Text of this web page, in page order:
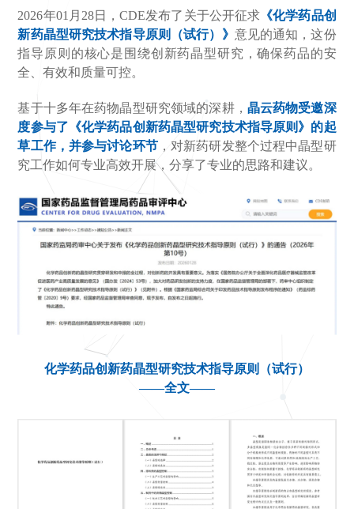
2026年01月28日，CDE发布了关于公开征求 《化学药品创
新药晶型研究技术指导原则（试行） 》 意见的通知，这份
指导原则的核心是围绕创新药晶型研究，确保药品的安
全、有效和质量可控。
基于十多年在药物晶型研究领域的深耕， 晶云药物受邀深
度参与了《化学药品创新药晶型研究技术指导原则》的起
草工作，并参与讨论环节，对新药研发整个过程中晶型研
究工作如何专业高效开展，分享了专业的思路和建议。
化学药品创新药晶型研究技术指导原则（试行）
——全文——